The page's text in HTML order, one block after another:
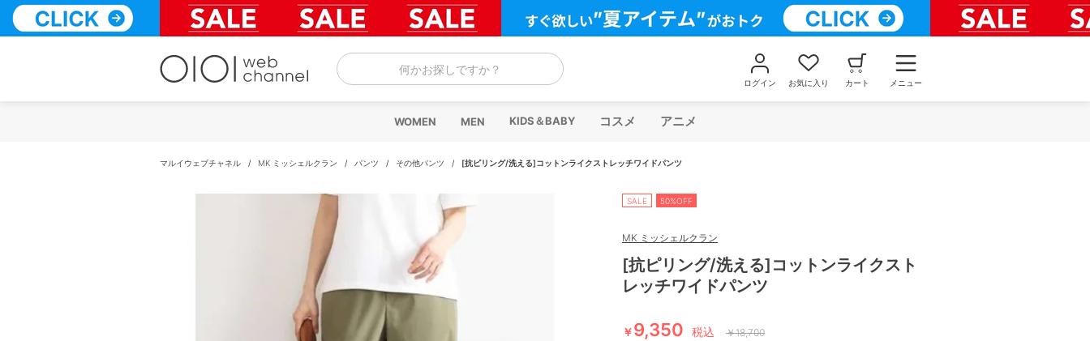
テ
何かお探しですか？
ログイン お気に入り カート メニュー
WOMEN MEN KIDS＆BABY コスメ アニメ
マルイウェブチャネル / MK ミッシェルクラン / パンツ / その他パンツ / [抗ピリング/洗える]コットンライクストレッチワイドパンツ
SALE 50%OFF
MK ミッシェルクラン
[抗ピリング/洗える]コットンライクスト
レッチワイドパンツ
￥9,350 税込 ￥18,700